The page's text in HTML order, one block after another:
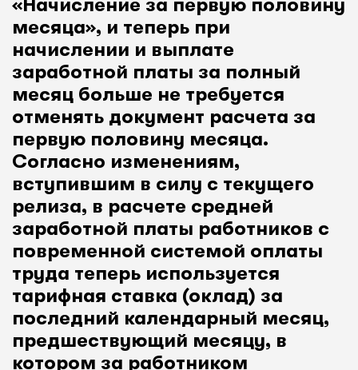
«Начисление за первую половину
месяца», и теперь при
начислении и выплате
заработной платы за полный
месяц больше не требуется
отменять документ расчета за
первую половину месяца.
Согласно изменениям,
вступившим в силу с текущего
релиза, в расчете средней
заработной платы работников с
повременной системой оплаты
труда теперь используется
тарифная ставка (оклад) за
последний календарный месяц,
предшествующий месяцу, в
котором за работником